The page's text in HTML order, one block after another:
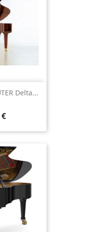
Delta...